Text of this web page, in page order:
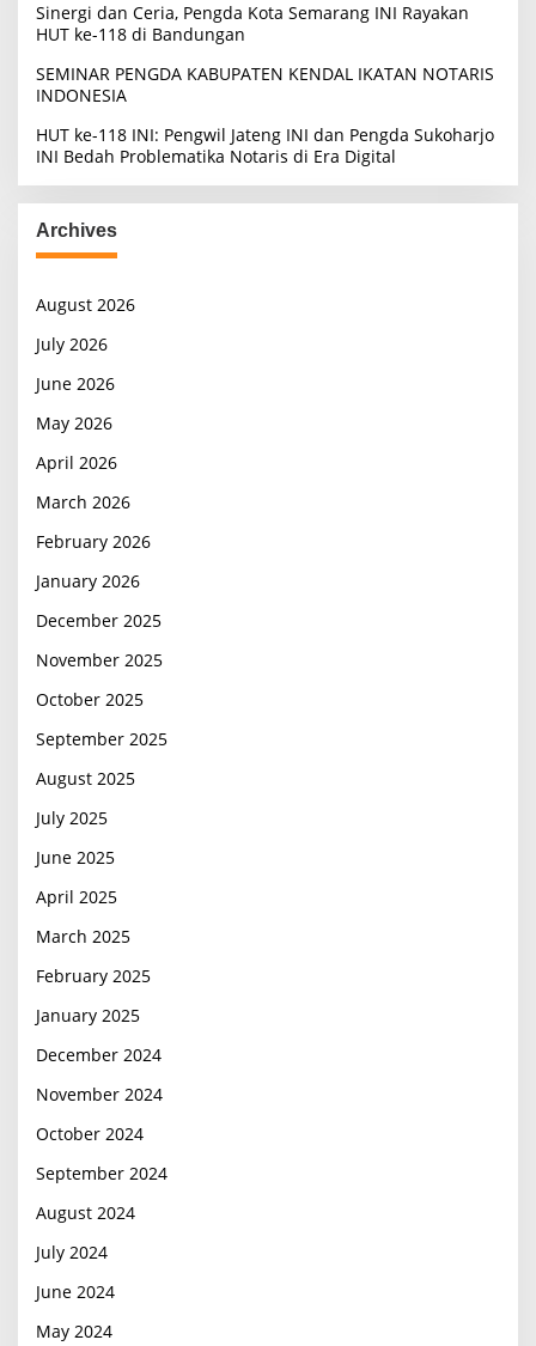
Sinergi dan Ceria, Pengda Kota Semarang INI Rayakan
HUT ke-118 di Bandungan
SEMINAR PENGDA KABUPATEN KENDAL IKATAN NOTARIS
INDONESIA
HUT ke-118 INI: Pengwil Jateng INI dan Pengda Sukoharjo
INI Bedah Problematika Notaris di Era Digital
Archives
August 2026
July 2026
June 2026
May 2026
April 2026
March 2026
February 2026
January 2026
December 2025
November 2025
October 2025
September 2025
August 2025
July 2025
June 2025
April 2025
March 2025
February 2025
January 2025
December 2024
November 2024
October 2024
September 2024
August 2024
July 2024
June 2024
May 2024